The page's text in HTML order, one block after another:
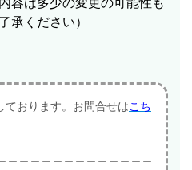
承ください）
おります。お問合せはこち